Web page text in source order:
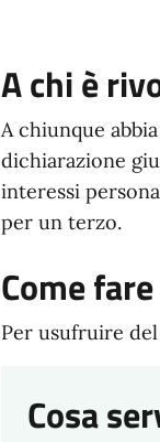
A chi è
A chiunque
dichiarazione
interessi
per un terzo.
Come fare
Per usufruire
Cosa